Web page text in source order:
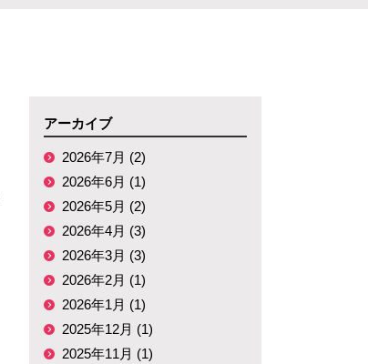
アーカイブ
2026年7月 (2)
2026年6月 (1)
2026年5月 (2)
2026年4月 (3)
2026年3月 (3)
2026年2月 (1)
2026年1月 (1)
2025年12月 (1)
2025年11月 (1)